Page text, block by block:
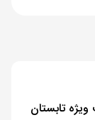
ارزان قیمت ویژه تابستان